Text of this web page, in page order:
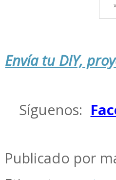
Envía tu DIY,
Síguenos:
Publicado por